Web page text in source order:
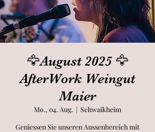
🦅August 2025 🦅
AfterWork Weingut
Maier
Mo., 04. Aug.
  |
Schwaikheim
Geniessen Sie unseren Aussenbereich mit